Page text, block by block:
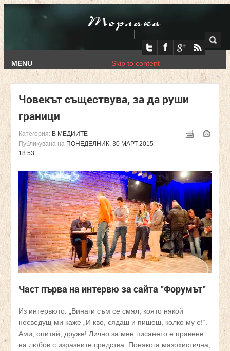
Торлака
MENU Skip to content
Човекът съществува, за да руши
граници
Категория: В МЕДИИТЕ
Публикувана на ПОНЕДЕЛНИК, 30 МАРТ 2015
18:53
Част първа на интервю за сайта "Форумът"
Из интервюто: „Винаги съм се смял, която някой
несведущ ми каже „И кво, сядаш и пишеш, колко му е!“.
Ами, опитай, друже! Лично за мен писането е правене
на любов с изразните средства. Понякога мазохистична,